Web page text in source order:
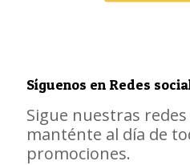
Síguenos en Redes
Sigue nuestras redes
manténte al día de
promociones.